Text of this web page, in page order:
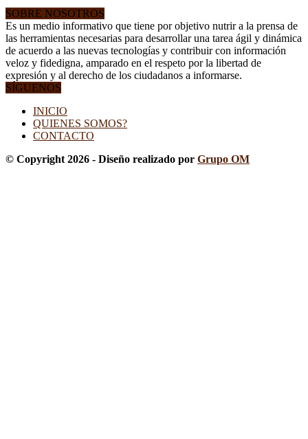
SOBRE NOSOTROS
Es un medio informativo que tiene por objetivo nutrir a la prensa de
las herramientas necesarias para desarrollar una tarea ágil y dinámica
de acuerdo a las nuevas tecnologías y contribuir con información
veloz y fidedigna, amparado en el respeto por la libertad de
expresión y al derecho de los ciudadanos a informarse.
SÍGUENOS
INICIO
QUIENES SOMOS?
CONTACTO
© Copyright 2026 - Diseño realizado por Grupo OM